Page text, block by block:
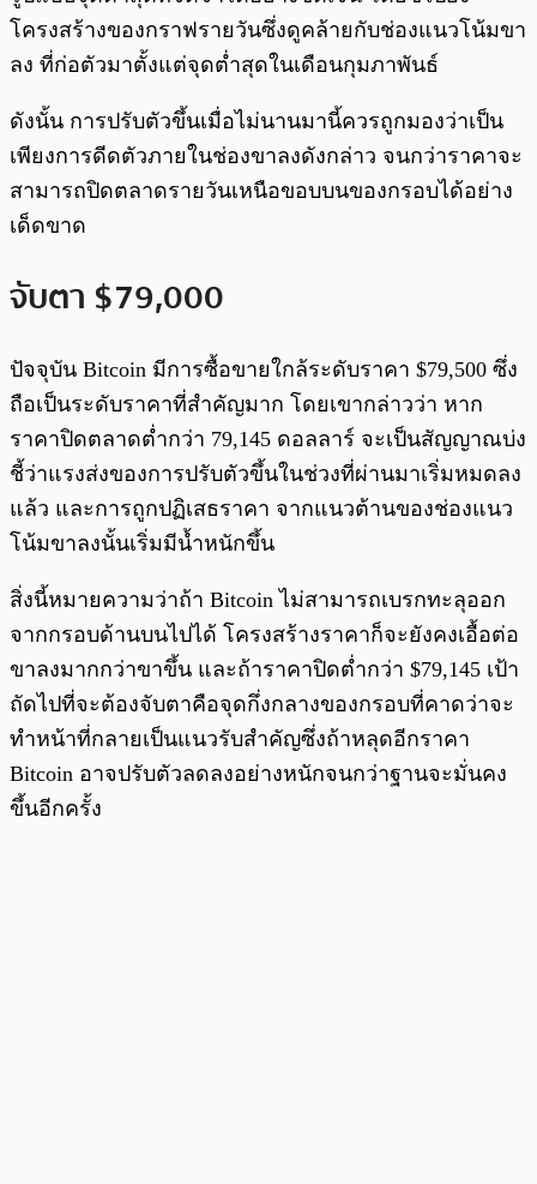
โครงสร้างของกราฟรายวันซึ่งดูคล้ายกับช่องแนวโน้มขา
ลง ที่ก่อตัวมาตั้งแต่จุดต่ำสุดในเดือนกุมภาพันธ์
ดังนั้น การปรับตัวขึ้นเมื่อไม่นานมานี้ควรถูกมองว่าเป็น
เพียงการดีดตัวภายในช่องขาลงดังกล่าว จนกว่าราคาจะ
สามารถปิดตลาดรายวันเหนือขอบบนของกรอบได้อย่าง
เด็ดขาด
จับตา $79,000
ปัจจุบัน Bitcoin มีการซื้อขายใกล้ระดับราคา $79,500 ซึ่ง
ถือเป็นระดับราคาที่สำคัญมาก โดยเขากล่าวว่า หาก
ราคาปิดตลาดต่ำกว่า 79,145 ดอลลาร์ จะเป็นสัญญาณบ่ง
ชี้ว่าแรงส่งของการปรับตัวขึ้นในช่วงที่ผ่านมาเริ่มหมดลง
แล้ว และการถูกปฏิเสธราคา จากแนวต้านของช่องแนว
โน้มขาลงนั้นเริ่มมีน้ำหนักขึ้น
สิ่งนี้หมายความว่าถ้า Bitcoin ไม่สามารถเบรกทะลุออก
จากกรอบด้านบนไปได้ โครงสร้างราคาก็จะยังคงเอื้อต่อ
ขาลงมากกว่าขาขึ้น และถ้าราคาปิดต่ำกว่า $79,145 เป้า
ถัดไปที่จะต้องจับตาคือจุดกึ่งกลางของกรอบที่คาดว่าจะ
ทำหน้าที่กลายเป็นแนวรับสำคัญซึ่งถ้าหลุดอีกราคา
Bitcoin อาจปรับตัวลดลงอย่างหนักจนกว่าฐานจะมั่นคง
ขึ้นอีกครั้ง